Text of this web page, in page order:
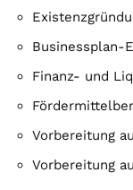
Businessplan-
Finanz- und
Vorbereitung
Vorbereitung